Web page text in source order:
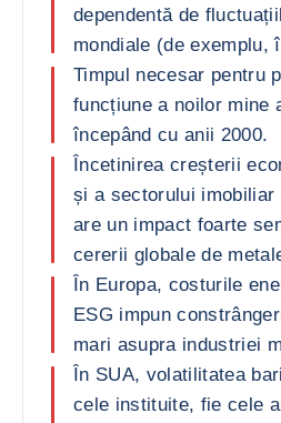
dependentă de
mondiale (de exemplu,
Timpul necesar pentru
funcțiune a noilor mine
începând cu anii 2000.
Încetinirea creșterii
și a sectorului imobiliar
are un impact foarte
cererii globale de
În Europa, costurile
ESG impun
mari asupra industriei
În SUA, volatilitatea
cele instituite, fie cele